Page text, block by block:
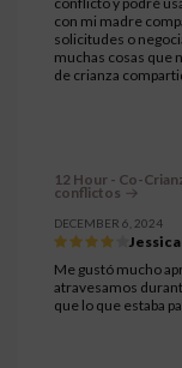
con mi madre
solicitudes o
muchas cosas que
de crianza
12 Hour - Co-
conflictos
DECEMBER 6, 2024
Jessica
Me gustó mucho
atravesamos
que lo que estaba